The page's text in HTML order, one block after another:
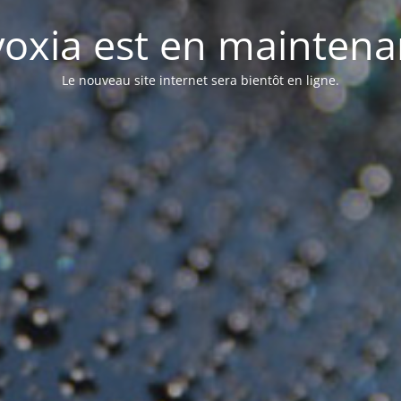
est en
Le nouveau site internet sera bientôt en ligne.